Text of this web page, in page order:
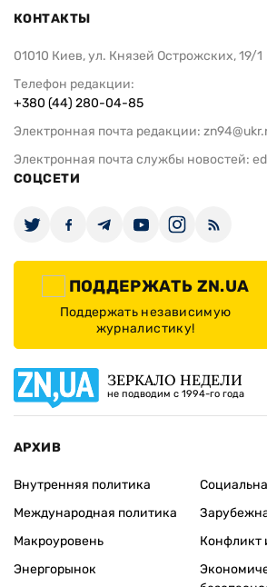
КОНТАКТЫ
01010 Киев, ул. Князей Острожских, 19/1
Телефон редакции:
+380 (44) 280-04-85
Электронная почта редакции:
Электронная почта службы новостей:
СОЦСЕТИ
ПОДДЕРЖАТЬ ZN.UA
Поддержать независимую
журналистику!
ЗЕРКАЛО НЕДЕЛИ
не подводим с 1994-го года
АРХИВ
Внутренняя политика
Международная политика
Макроуровень
Энергорынок
Конфликт